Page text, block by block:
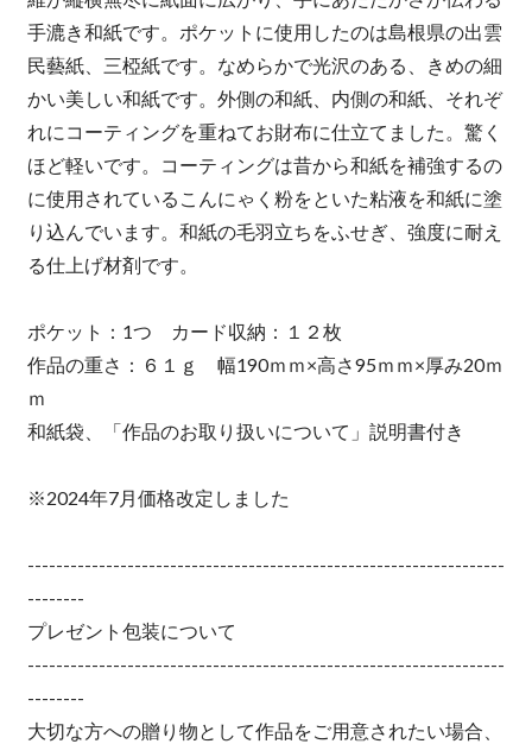
手漉き和紙です。ポケットに使用したのは島根県の出雲
民藝紙、三椏紙です。なめらかで光沢のある、きめの細
かい美しい和紙です。外側の和紙、内側の和紙、それぞ
れにコーティングを重ねてお財布に仕立てました。驚く
ほど軽いです。コーティングは昔から和紙を補強するの
に使用されているこんにゃく粉をといた粘液を和紙に塗
り込んでいます。和紙の毛羽立ちをふせぎ、強度に耐え
る仕上げ材剤です。
ポケット：1つ カード収納：１２枚
作品の重さ：６１ｇ 幅190ｍｍ×高さ95ｍｍ×厚み20ｍ
ｍ
和紙袋、「作品のお取り扱いについて」説明書付き
※2024年7月価格改定しました
-------------------------------------------------------------------
--------
プレゼント包装について
-------------------------------------------------------------------
--------
大切な方への贈り物として作品をご用意されたい場合、